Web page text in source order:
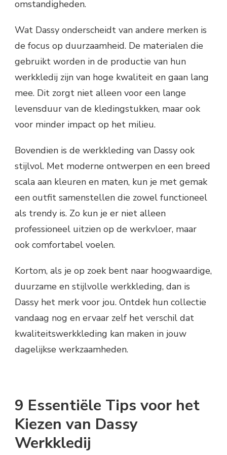
omstandigheden.
Wat Dassy onderscheidt van andere merken is
de focus op duurzaamheid. De materialen die
gebruikt worden in de productie van hun
werkkledij zijn van hoge kwaliteit en gaan lang
mee. Dit zorgt niet alleen voor een lange
levensduur van de kledingstukken, maar ook
voor minder impact op het milieu.
Bovendien is de werkkleding van Dassy ook
stijlvol. Met moderne ontwerpen en een breed
scala aan kleuren en maten, kun je met gemak
een outfit samenstellen die zowel functioneel
als trendy is. Zo kun je er niet alleen
professioneel uitzien op de werkvloer, maar
ook comfortabel voelen.
Kortom, als je op zoek bent naar hoogwaardige,
duurzame en stijlvolle werkkleding, dan is
Dassy het merk voor jou. Ontdek hun collectie
vandaag nog en ervaar zelf het verschil dat
kwaliteitswerkkleding kan maken in jouw
dagelijkse werkzaamheden.
9 Essentiële Tips voor het
Kiezen van Dassy
Werkkledij